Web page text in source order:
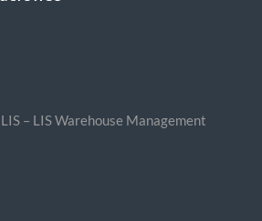
– LIS Warehouse Management